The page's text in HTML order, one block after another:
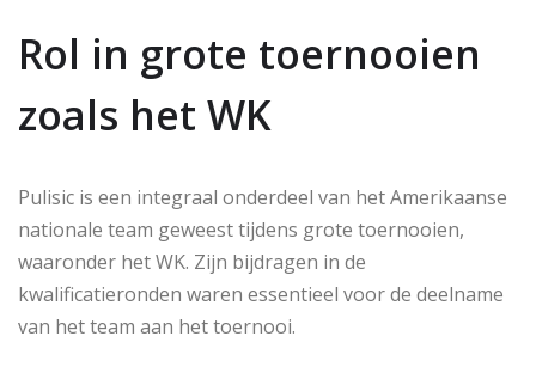
Rol in grote toernooien
zoals het WK
Pulisic is een integraal onderdeel van het Amerikaanse
nationale team geweest tijdens grote toernooien,
waaronder het WK. Zijn bijdragen in de
kwalificatieronden waren essentieel voor de deelname
van het team aan het toernooi.